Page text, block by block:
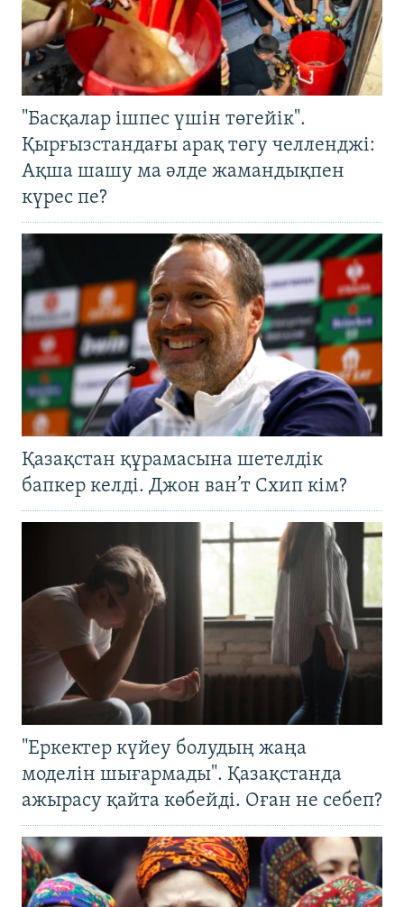
"Басқалар ішпес үшін төгейік".
Қырғызстандағы арақ төгу челленджі:
Ақша шашу ма әлде жамандықпен
күрес пе?
Қазақстан құрамасына шетелдік
бапкер келді. Джон ван’т Схип кім?
"Еркектер күйеу болудың жаңа
моделін шығармады". Қазақстанда
ажырасу қайта көбейді. Оған не себеп?